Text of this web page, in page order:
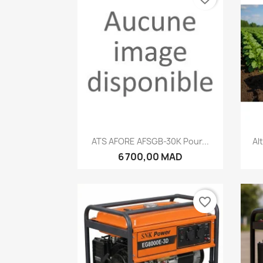
Aperçu rapide
ATS AFORE AFSGB-30K Pour...
6 700,00 MAD
favorite_border